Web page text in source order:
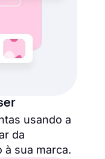
usando a
da
à sua marca.